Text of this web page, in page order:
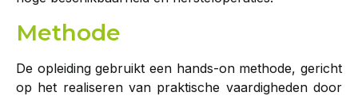
Methode
De opleiding gebruikt een hands-on methode, gericht
op het realiseren van praktische vaardigheden door